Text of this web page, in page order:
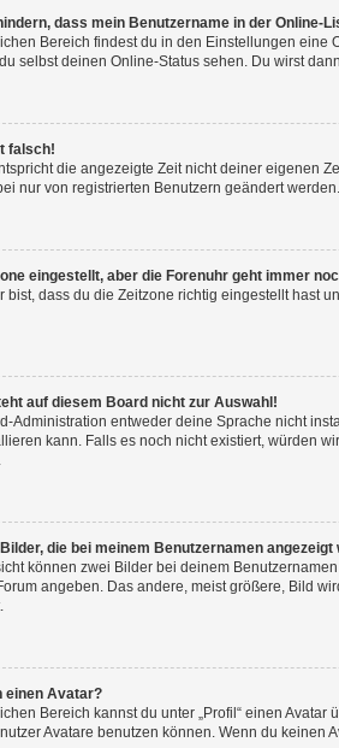
dass mein Benutzername in der Online-
Bereich findest du in den Einstellungen eine
selbst deinen Online-Status sehen. Du wirst
falsch!
die angezeigte Zeit nicht deiner eigenen
nur von registrierten Benutzern geändert
eingestellt, aber die Forenuhr geht immer
bist, dass du die Zeitzone richtig eingestellt hast
auf diesem Board nicht zur Auswahl!
Administration entweder deine Sprache nicht
kann. Falls es noch nicht existiert, würden
die bei meinem Benutzernamen angezeigt
können zwei Bilder bei deinem
angeben. Das andere, meist größere, Bild
einen Avatar?
Bereich kannst du unter „Profil“ einen
Avatare benutzen können. Wenn du keinen